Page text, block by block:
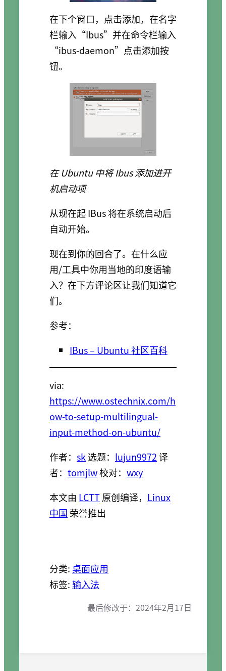
在下个窗口，点击添加，在名字
栏输入“Ibus”并在命令栏输入
“ibus-daemon”点击添加按
钮。
在 Ubuntu 中将 Ibus 添加进开
机启动项
从现在起 IBus 将在系统启动后
自动开始。
现在到你的回合了。在什么应
用/工具中你用当地的印度语输
入？在下方评论区让我们知道它
们。
参考：
IBus – Ubuntu 社区百科
via:
https://www.ostechnix.com/h
ow-to-setup-multilingual-
input-method-on-ubuntu/
作者： sk 选题： lujun9972译
者： tomjlw校对： wxy
本文由 LCTT原创编译， Linux
中国 荣誉推出
分类: 桌面应用
标签:输入法
最后修改于： 2024年2月17日